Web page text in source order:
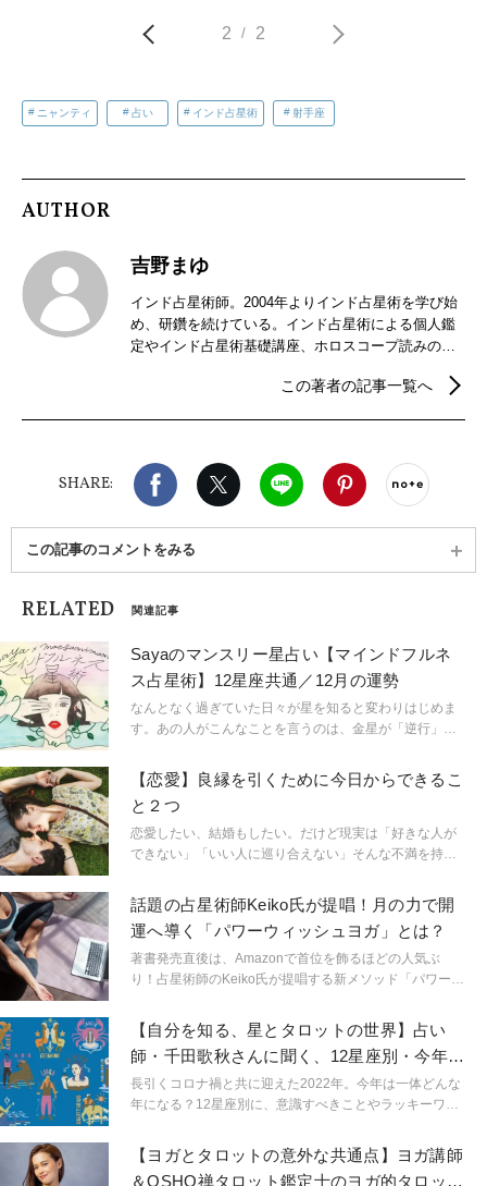
2 / 2
ニャンティ 占い インド占星術 射手座
AUTHOR
吉野まゆ
インド占星術師。2004年よりインド占星術を学び始
め、研鑽を続けている。インド占星術による個人鑑
定やインド占星術基礎講座、ホロスコープ読みの講
ガ手帳の制作販売を行っている。この著者の記事一覧へ
SHARE:
Facebook X（旧twitter）
LINE Pinterest
この記事のコメントをみる
RELATED 関連記事
Sayaのマンスリー星占い【マインドフルネ
ス占星術】12星座共通／12月の運勢
なんとなく過ぎていた日々が星を知ると変わりはじめま
す。あの人がこんなことを言うのは、金星が「逆行」し
い。こんなにも気持ちが盛り上がるのは満月だからと言
うように。星という眼鏡をもつことで、小さなささやき
や予兆にも気づき始め、「今、ここ」に集中できるよう
に。マインドフルに生きられるようになるのです。
「今、ここ」を生きるためのマインドフルネスな占星術
【恋愛】良縁を引くために今日からできるこ
と２つ
恋愛したい、結婚もしたい。だけど現実は「好きな人が
できない」「いい人に巡り合えない」そんな不満を持っ
と出会える場に行くことが大事ですが、ではその「出会
いの場」で良いご縁を引けるようになるには？日々心掛
けたいポイントを考えてみました。
話題の占星術師Keiko氏が提唱！月の力で開
運へ導く「パワーウィッシュヨガ」とは？
著書発売直後は、Amazonで首位を飾るほどの人気ぶ
り！占星術師のKeiko氏が提唱する新メソッド「パワーウ
幸せを引き寄せてみませんか？
【自分を知る、星とタロットの世界】占い
師・千田歌秋さんに聞く、12星座別・今年を
快適に過ごすコツ
長引くコロナ禍と共に迎えた2022年。今年は一体どんな
年になる？12星座別に、意識すべきことやラッキーワー
【ヨガとタロットの意外な共通点】ヨガ講師
＆OSHO禅タロット鑑定士のヨガ的タロット